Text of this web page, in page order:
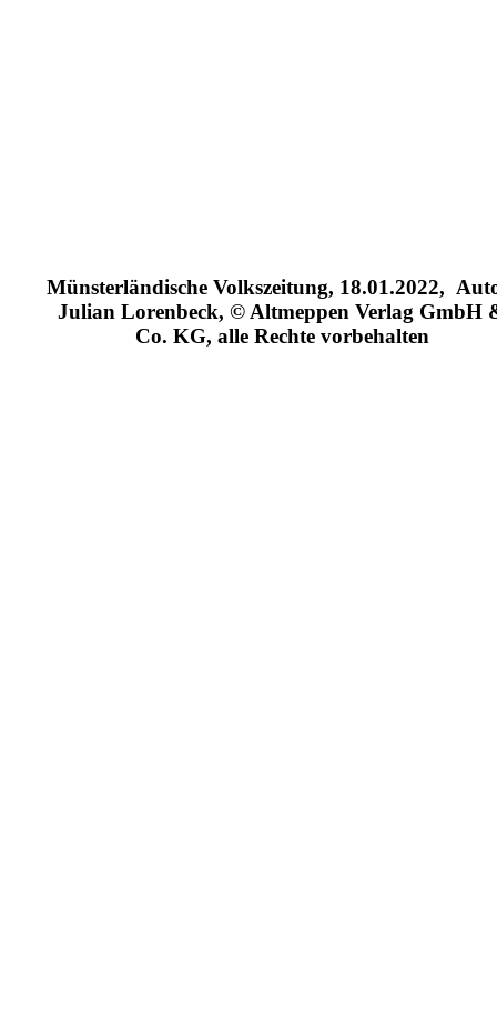
Münsterländische Volkszeitung, 18.01.2022,
Julian Lorenbeck, © Altmeppen Verlag GmbH
Co. KG, alle Rechte vorbehalten